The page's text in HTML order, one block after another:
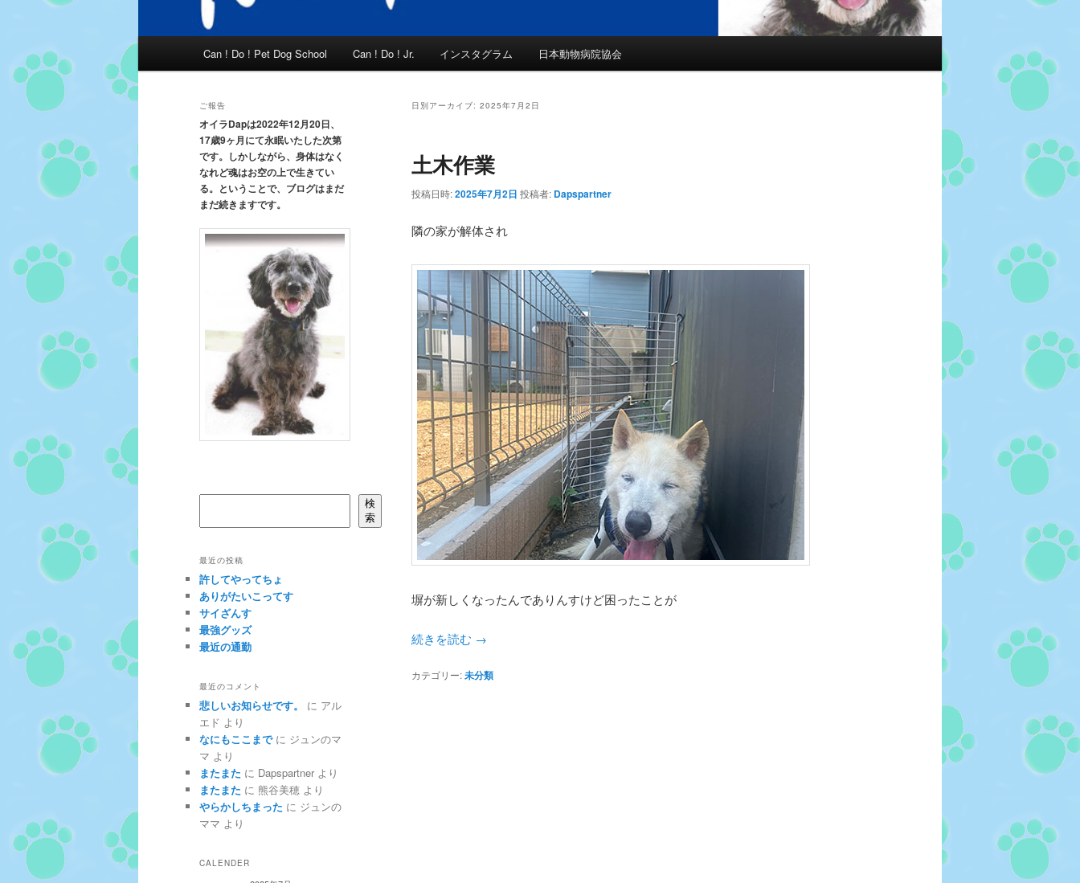
Can ! Do ! Pet Dog School Can ! Do ! Jr. インスタグラム 日本動物病院協会
日別アーカイブ: 2025年7月2日
土木作業
投稿日時:2025年7月2日 投稿者: Dapspartner
隣の家が解体され
塀が新しくなったんでありんすけど困ったことが
続きを読む →
カテゴリー:未分類
ご報告
オイラDapは2022年12月20日、
17歳9ヶ月にて永眠いたした次第
です。しかしながら、身体はなく
なれど魂はお空の上で生きてい
る。ということで、ブログはまだ
まだ続きますです。
検
索
最近の投稿
許してやってちょ
ありがたいこってす
サイざんす
最強グッズ
最近の通勤
最近のコメント
悲しいお知らせです。 に アル
エド より
なにもここまでに ジュンのマ
マ より
またまた に Dapspartner より
またまた に 熊谷美穂 より
やらかしちまった に ジュンの
ママ より
CALENDER